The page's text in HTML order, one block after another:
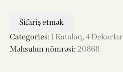
Sifariş etmək
Categories: 1 Kataloq, 4 Dekorlar
Məhsulun nömrəsi: 20868